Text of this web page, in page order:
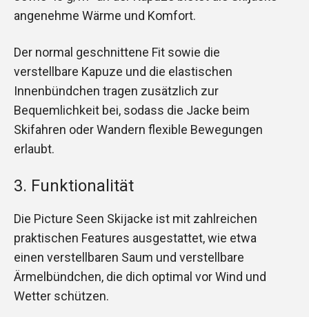
angenehme Wärme und Komfort.
Der normal geschnittene Fit sowie die
verstellbare Kapuze und die elastischen
Innenbündchen tragen zusätzlich zur
Bequemlichkeit bei, sodass die Jacke beim
Skifahren oder Wandern flexible Bewegungen
erlaubt.
3. Funktionalität
Die Picture Seen Skijacke ist mit zahlreichen
praktischen Features ausgestattet, wie etwa
einen verstellbaren Saum und verstellbare
Ärmelbündchen, die dich optimal vor Wind und
Wetter schützen.